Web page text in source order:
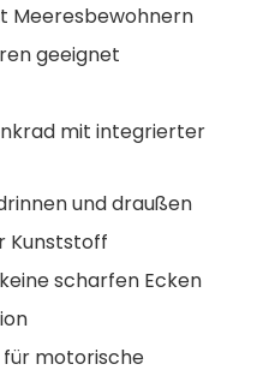
Meeresbewohnern
geeignet
mit integrierter
und draußen
Kunststoff
scharfen Ecken
motorische